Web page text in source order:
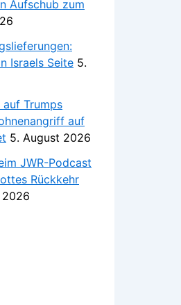
Aufschub zum
Israels Seite 5.
Trumps
auf
5. August 2026
JWR-Podcast
Rückkehr
2026